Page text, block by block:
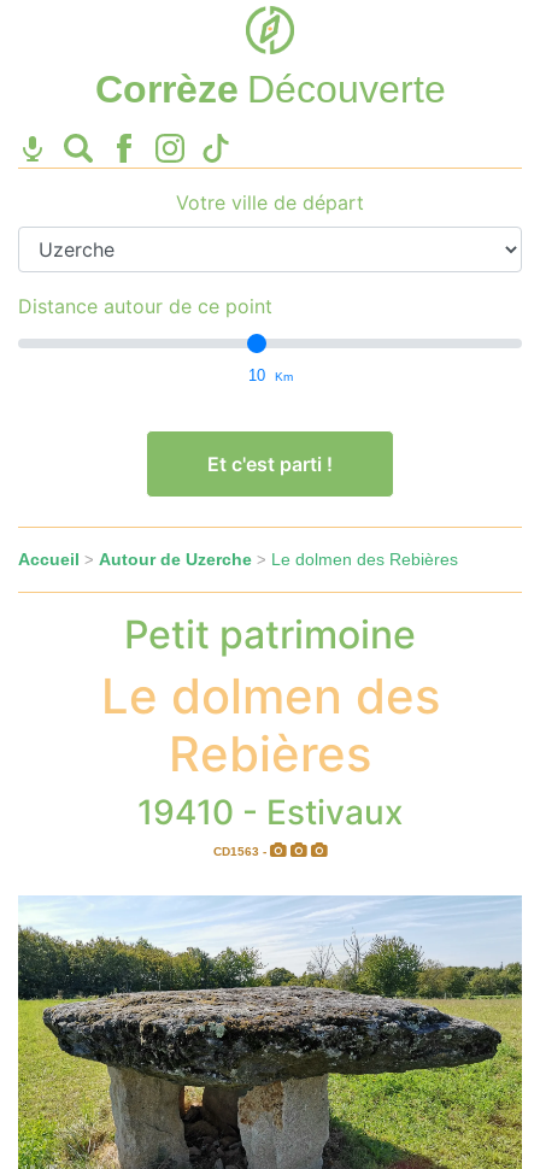
Corrèze Découverte
Votre ville de départ
Distance autour de ce point
10 Km
Et c'est parti !
Accueil > Autour de Uzerche > Le dolmen des Rebières
Petit patrimoine
Le dolmen des
Rebières
19410 - Estivaux
CD1563 -